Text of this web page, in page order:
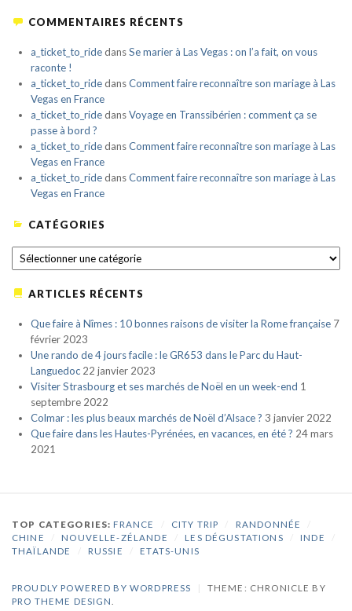
COMMENTAIRES RÉCENTS
a_ticket_to_ridedansSe marier à Las Vegas : on l’a fait, on vous
raconte !
a_ticket_to_ridedansComment faire reconnaître son mariage à Las
Vegas en France
a_ticket_to_ridedansVoyage en Transsibérien : comment ça se
passe à bord ?
a_ticket_to_ridedansComment faire reconnaître son mariage à Las
Vegas en France
a_ticket_to_ridedansComment faire reconnaître son mariage à Las
Vegas en France
CATÉGORIES
CATÉGORIES
ARTICLES RÉCENTS
Que faire à Nîmes : 10 bonnes raisons de visiter la Rome française 7
février 2023
Une rando de 4 jours facile : le GR653 dans le Parc du Haut-
Languedoc 22 janvier 2023
Visiter Strasbourg et ses marchés de Noël en un week-end 1
septembre 2022
Colmar : les plus beaux marchés de Noël d’Alsace ? 3 janvier 2022
Que faire dans les Hautes-Pyrénées, en vacances, en été ? 24 mars
2021
TOP CATEGORIES:FRANCE CITY TRIP RANDONNÉE
CHINE
NOUVELLE-ZÉLANDE LES DÉGUSTATIONS INDE
THAÏLANDE
RUSSIE ETATS-UNIS
PROUDLY POWERED BY WORDPRESS
THEME: CHRONICLE BY
PRO THEME DESIGN